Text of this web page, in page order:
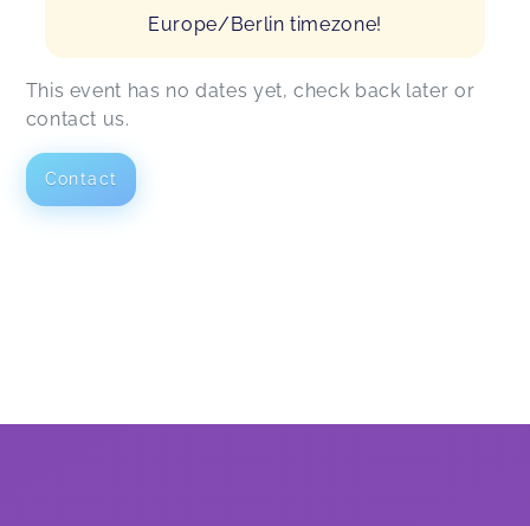
Europe/Berlin timezone!
This event has no dates yet, check back later or
contact us.
Contact